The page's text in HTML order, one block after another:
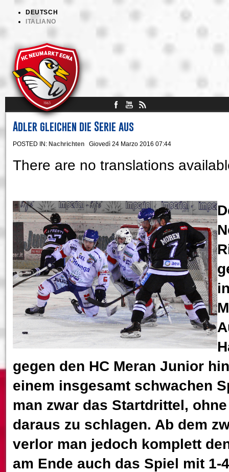
DEUTSCH
ITALIANO
Adler gleichen die Serie aus
POSTED IN: Nachrichten Giovedì 24 Marzo 2016 07:44
There are no translations
gegen den HC Meran Junior
einem insgesamt schwachen
man zwar das Startdrittel,
daraus zu schlagen. Ab dem
verlor man jedoch komplett
am Ende auch das Spiel mit 1-